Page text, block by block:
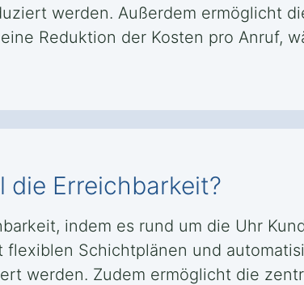
werden. Außerdem ermöglicht
Reduktion der Kosten pro Anruf,
die Erreichbarkeit?
indem es rund um die Uhr
Schichtplänen und
werden. Zudem ermöglicht die